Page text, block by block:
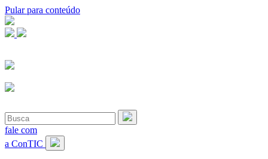
Pular para conteúdo
fale com
a ConTIC